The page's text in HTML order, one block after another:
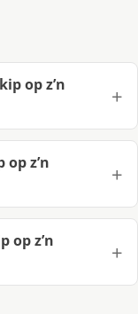
op z’n
z’n
op z’n